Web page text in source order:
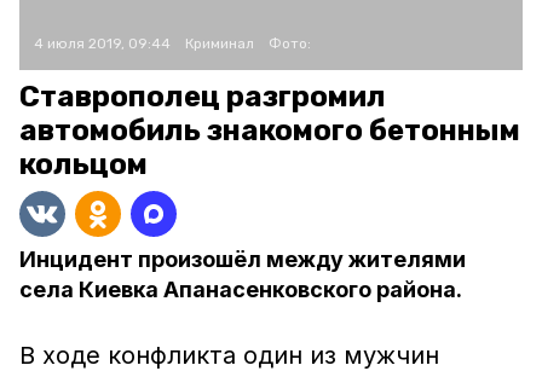
4 июля 2019, 09:44 Криминал Фото:
Ставрополец разгромил
автомобиль знакомого бетонным
кольцом
Инцидент произошёл между жителями
села Киевка Апанасенковского района.
В ходе конфликта один из мужчин